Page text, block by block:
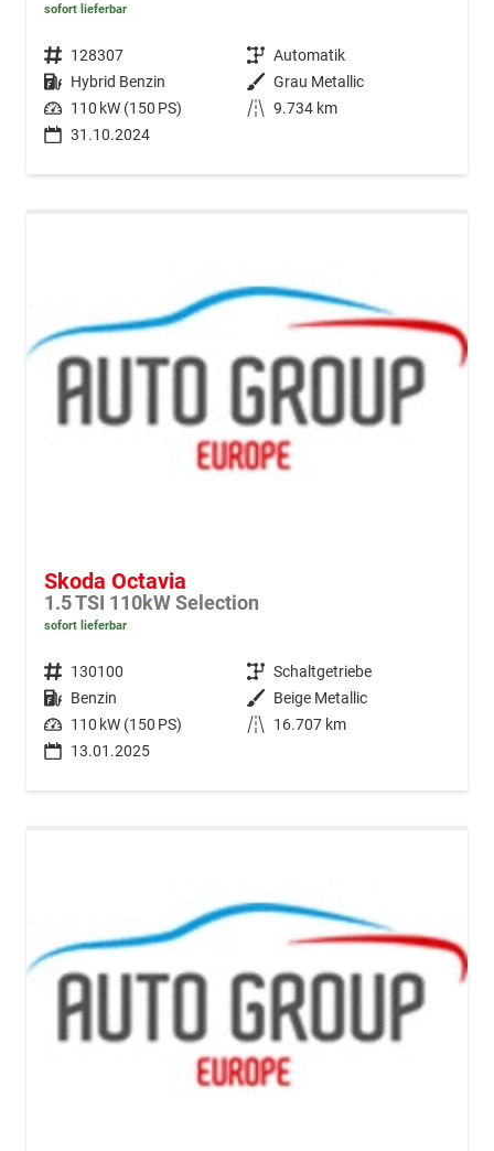
sofort lieferbar
Fahrzeugnr. 128307 Getriebe Automatik
Kraftstoff Hybrid Benzin Außenfarbe Grau Metallic
Leistung 110 kW (150 PS) Kilometerstand 9.734 km
31.10.2024
Skoda Octavia
1.5 TSI 110kW Selection
sofort lieferbar
Fahrzeugnr. 130100 Getriebe Schaltgetriebe
Kraftstoff Benzin Außenfarbe Beige Metallic
Leistung 110 kW (150 PS) Kilometerstand
16.707 km
13.01.2025